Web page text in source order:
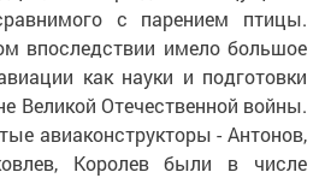
с парением птицы.
впоследствии имело большое
как науки и подготовки
Великой Отечественной войны.
авиаконструкторы - Антонов,
Королев были в числе